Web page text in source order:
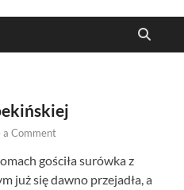
a Comment
gościła surówka z
już się dawno przejadła, a